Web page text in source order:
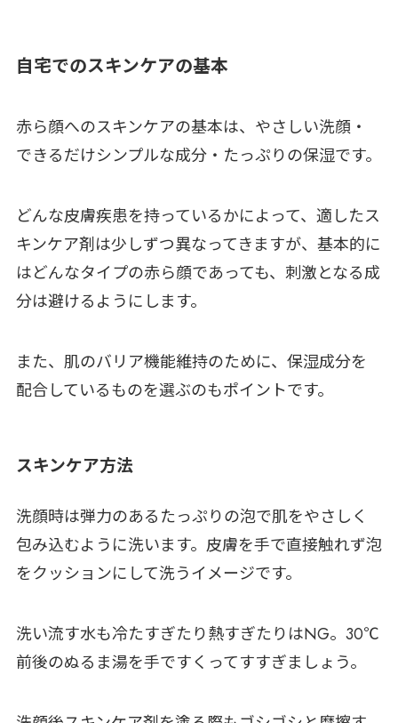
自宅でのスキンケアの基本
赤ら顔へのスキンケアの基本は、やさしい洗顔・
できるだけシンプルな成分・たっぷりの保湿です。
どんな皮膚疾患を持っているかによって、適したス
キンケア剤は少しずつ異なってきますが、基本的に
はどんなタイプの赤ら顔であっても、刺激となる成
分は避けるようにします。
また、肌のバリア機能維持のために、保湿成分を
配合しているものを選ぶのもポイントです。
スキンケア方法
洗顔時は弾力のあるたっぷりの泡で肌をやさしく
包み込むように洗います。皮膚を手で直接触れず泡
をクッションにして洗うイメージです。
洗い流す水も冷たすぎたり熱すぎたりはNG。30℃
前後のぬるま湯を手ですくってすすぎましょう。